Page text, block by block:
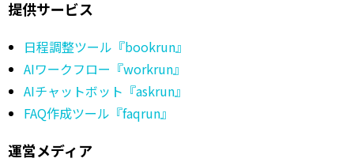
提供サービス
日程調整ツール『bookrun』
AIワークフロー『workrun』
AIチャットボット『askrun』
FAQ作成ツール『faqrun』
運営メディア